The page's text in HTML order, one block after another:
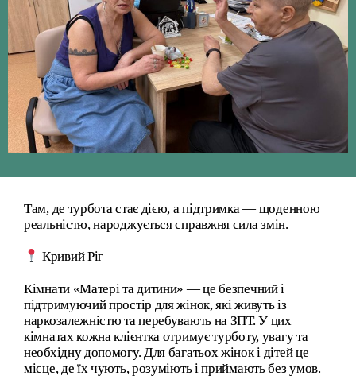
Там, де турбота стає дією, а підтримка — щоденною
реальністю, народжується справжня сила змін.
Кривий Ріг
Кімнати «Матері та дитини» — це безпечний і
підтримуючий простір для жінок, які живуть із
наркозалежністю та перебувають на ЗПТ. У цих
кімнатах кожна клієнтка отримує турботу, увагу та
необхідну допомогу. Для багатьох жінок і дітей це
місце, де їх чують, розуміють і приймають без умов.